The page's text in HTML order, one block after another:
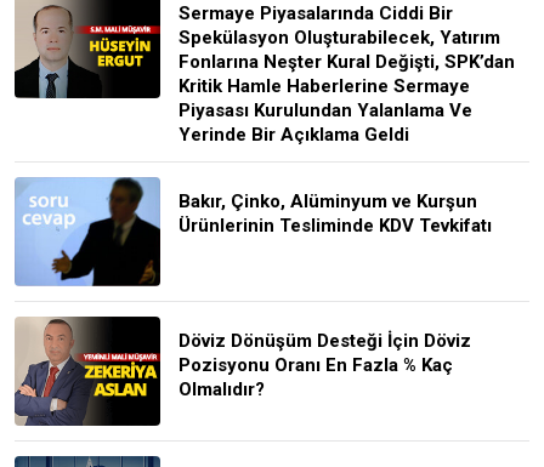
Sermaye Piyasalarında Ciddi Bir
Spekülasyon Oluşturabilecek, Yatırım
Fonlarına Neşter Kural Değişti, SPK’dan
Kritik Hamle Haberlerine Sermaye
Piyasası Kurulundan Yalanlama Ve
Yerinde Bir Açıklama Geldi
Bakır, Çinko, Alüminyum ve Kurşun
Ürünlerinin Tesliminde KDV Tevkifatı
Döviz Dönüşüm Desteği İçin Döviz
Pozisyonu Oranı En Fazla % Kaç
Olmalıdır?